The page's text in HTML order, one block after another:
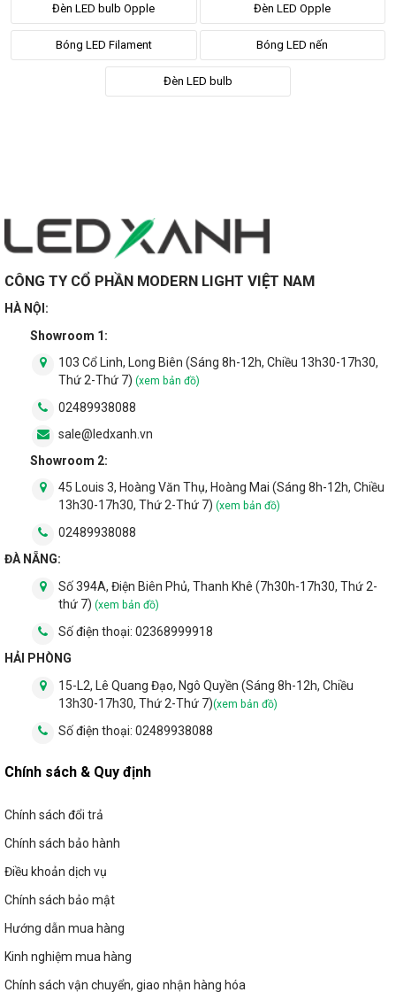
Đèn LED bulb Opple Đèn LED Opple
Bóng LED Filament Bóng LED nến
Đèn LED bulb
CÔNG TY CỔ PHẦN MODERN LIGHT VIỆT NAM
HÀ NỘI:
Showroom 1:
103 Cổ Linh, Long Biên (Sáng 8h-12h, Chiều 13h30-17h30,
Thứ 2-Thứ 7) (xem bản đồ)
02489938088
sale@ledxanh.vn
Showroom 2:
45 Louis 3, Hoàng Văn Thụ, Hoàng Mai (Sáng 8h-12h, Chiều
13h30-17h30, Thứ 2-Thứ 7) (xem bản đồ)
02489938088
ĐÀ NẴNG:
Số 394A, Điện Biên Phủ, Thanh Khê (7h30h-17h30, Thứ 2-
thứ 7) (xem bản đồ)
Số điện thoại: 02368999918
HẢI PHÒNG
15-L2, Lê Quang Đạo, Ngô Quyền (Sáng 8h-12h, Chiều
13h30-17h30, Thứ 2-Thứ 7)(xem bản đồ)
Số điện thoại: 02489938088
Chính sách & Quy định
Chính sách đổi trả
Chính sách bảo hành
Điều khoản dịch vụ
Chính sách bảo mật
Hướng dẫn mua hàng
Kinh nghiệm mua hàng
Chính sách vận chuyển, giao nhận hàng hóa